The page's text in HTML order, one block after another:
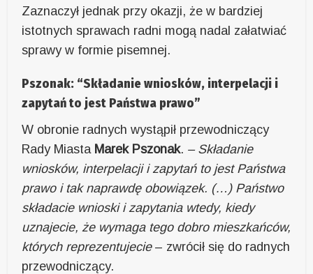
Zaznaczył jednak przy okazji, że w bardziej
istotnych sprawach radni mogą nadal załatwiać
sprawy w formie pisemnej.
Pszonak: “Składanie wniosków, interpelacji i
zapytań to jest Państwa prawo”
W obronie radnych wystąpił przewodniczący
Rady Miasta Marek Pszonak. – Składanie
wniosków, interpelacji i zapytań to jest Państwa
prawo i tak naprawdę obowiązek. (…) Państwo
składacie wnioski i zapytania wtedy, kiedy
uznajecie, że wymaga tego dobro mieszkańców,
których reprezentujecie– zwrócił się do radnych
przewodniczący.